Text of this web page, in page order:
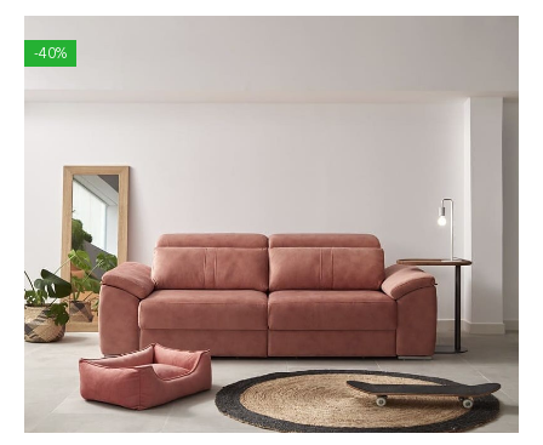
-40%